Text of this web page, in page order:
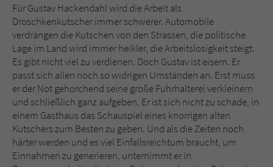
Für Gustav Hackendahl wird die Arbeit als
Droschkenkutscher immer schwerer. Automobile
verdrängen die Kutschen von den Strassen, die politische
Lage im Land wird immer heikler, die Arbeitslosigkeit steigt.
Es gibt nicht viel zu verdienen. Doch Gustav ist eisern. Er
passt sich allen noch so widrigen Umständen an. Erst muss
er der Not gehorchend seine große Fuhrhalterei verkleinern
und schließlich ganz aufgeben. Er ist sich nicht zu schade, in
einem Gasthaus das Schauspiel eines knorrigen alten
Kutschers zum Besten zu geben. Und als die Zeiten noch
härter werden und es viel Einfallsreichtum braucht, um
Einnahmen zu generieren, unternimmt er in